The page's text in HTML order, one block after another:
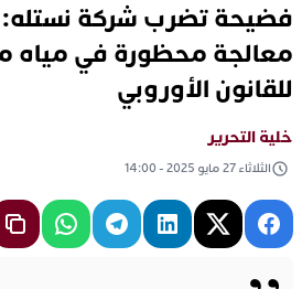
فضيحة تضرب شركة نستله:
معالجة محظورة في مياه
للقانون الأوروبي
خلية التحرير
الثلاثاء 27 مايو 2025 - 14:00